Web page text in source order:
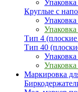
Круглые с
Тип 4
Тип 40
Маркировка